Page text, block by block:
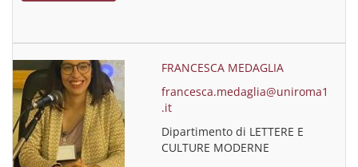
FRANCESCA MEDAGLIA
francesca.medaglia@uniroma1
.it
Dipartimento di LETTERE E
CULTURE MODERNE